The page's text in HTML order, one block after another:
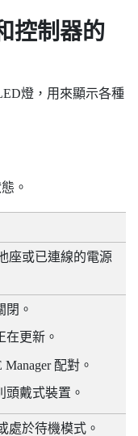
控制器的
燈，用來顯示各種
。
座或已連線的電源
閉。
在更新。
配對。
戴式裝置。
處於待機模式。